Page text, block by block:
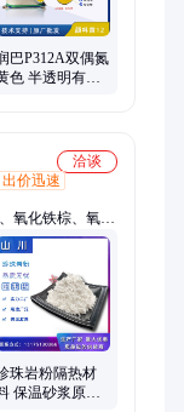
巴P312A双偶氮
色 半透明有机
洽谈
出价迅速
氧化铁棕、氧化
铁红、除渣剂、
剂、碳酸钙、萤
、氟化钙粉、贝
珠岩粉隔热材
保温砂浆原料